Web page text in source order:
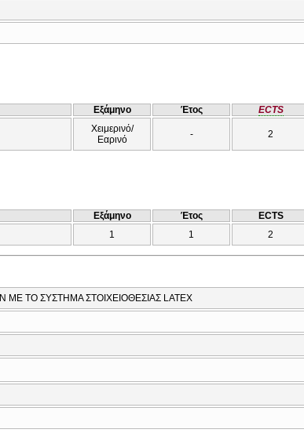
Εξάμηνο Έτος ECTS
Χειμερινό/
Εαρινό
- 2
Εξάμηνο Έτος
ECTS
1 1 2
ΤΟ ΣΥΣΤΗΜΑ ΣΤΟΙΧΕΙΟΘΕΣΙΑΣ LATEX